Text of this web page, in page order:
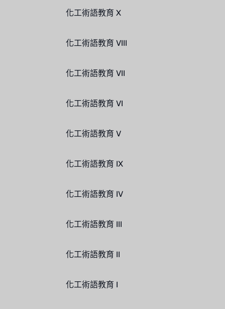
化工術語教育 X
化工術語教育 VIII
化工術語教育 VII
化工術語教育 VI
化工術語教育 V
化工術語教育 IX
化工術語教育 IV
化工術語教育 III
化工術語教育 II
化工術語教育 I